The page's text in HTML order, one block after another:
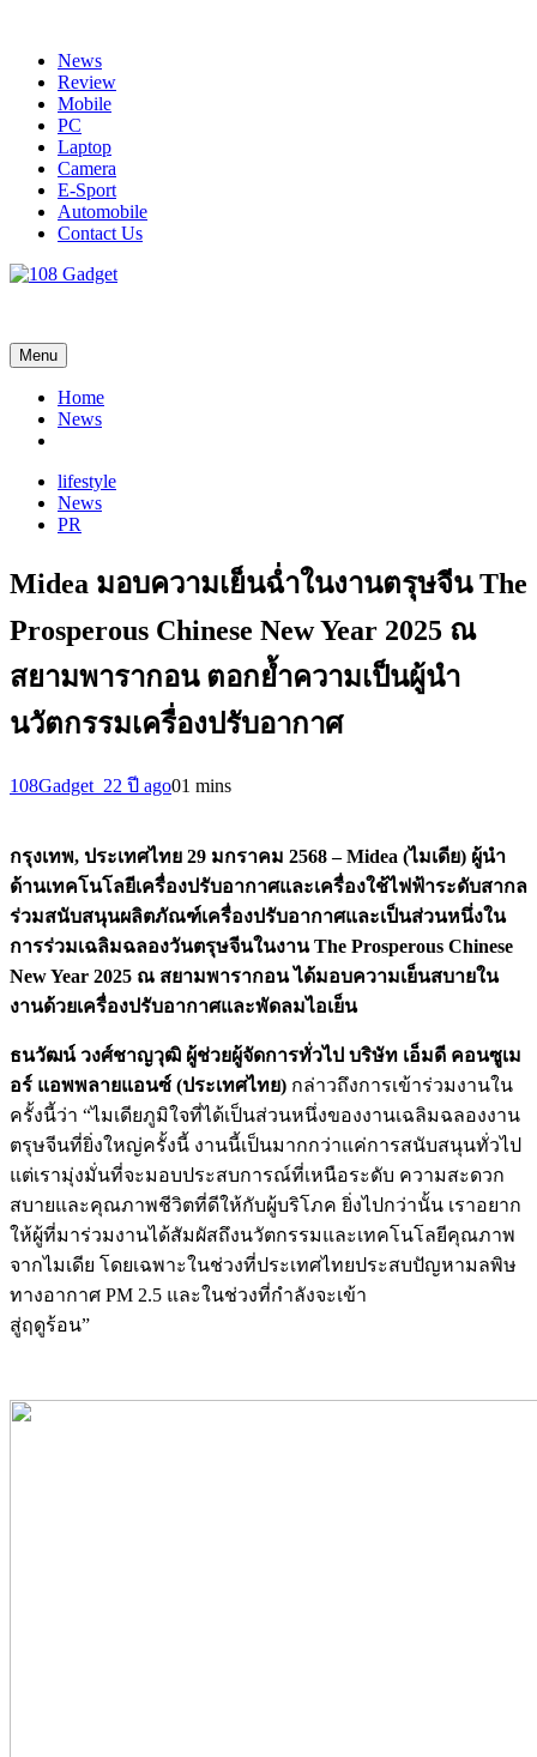
contentNews
Review
Mobile
PC
Laptop
Camera
E-Sport
Automobile
Contact Us
Menu
Home
News
lifestyle
News
PR
Midea มอบความเย็นฉ่ำในงานตรุษจีน The
Prosperous Chinese New Year 2025 ณ
สยามพารากอน ตอกย้ำความเป็นผู้นำ
นวัตกรรมเครื่องปรับอากาศ
108Gadget_22 ปี ago01 mins
กรุงเทพ, ประเทศไทย 29 มกราคม 2568 – Midea (ไมเดีย) ผู้นำ
ด้านเทคโนโลยีเครื่องปรับอากาศและเครื่องใช้ไฟฟ้าระดับสากล
ร่วมสนับสนุนผลิตภัณฑ์เครื่องปรับอากาศและเป็นส่วนหนึ่งใน
การร่วมเฉลิมฉลองวันตรุษจีนในงาน The Prosperous Chinese
New Year 2025 ณ สยามพารากอนได้มอบความเย็นสบายใน
งานด้วยเครื่องปรับอากาศและพัดลมไอเย็น
ธนวัฒน์ วงศ์ชาญวุฒิ ผู้ช่วยผู้จัดการทั่วไป บริษัท เอ็มดี คอนซูเม
อร์ แอพพลายแอนซ์ (ประเทศไทย) กล่าวถึงการเข้าร่วมงานใน
ครั้งนี้ว่า “ไมเดียภูมิใจที่ได้เป็นส่วนหนึ่งของงานเฉลิมฉลองงาน
ตรุษจีนที่ยิ่งใหญ่ครั้งนี้ งานนี้เป็นมากกว่าแค่การสนับสนุนทั่วไป
แต่เรามุ่งมั่นที่จะมอบประสบการณ์ที่เหนือระดับ ความสะดวก
สบายและคุณภาพชีวิตที่ดีให้กับผู้บริโภค ยิ่งไปกว่านั้น เราอยาก
ให้ผู้ที่มาร่วมงานได้สัมผัสถึงนวัตกรรมและเทคโนโลยีคุณภาพ
จากไมเดีย โดยเฉพาะในช่วงที่ประเทศไทยประสบปัญหามลพิษ
ทางอากาศ PM 2.5 และในช่วงที่กำลังจะเข้า
สู่ฤดูร้อน”